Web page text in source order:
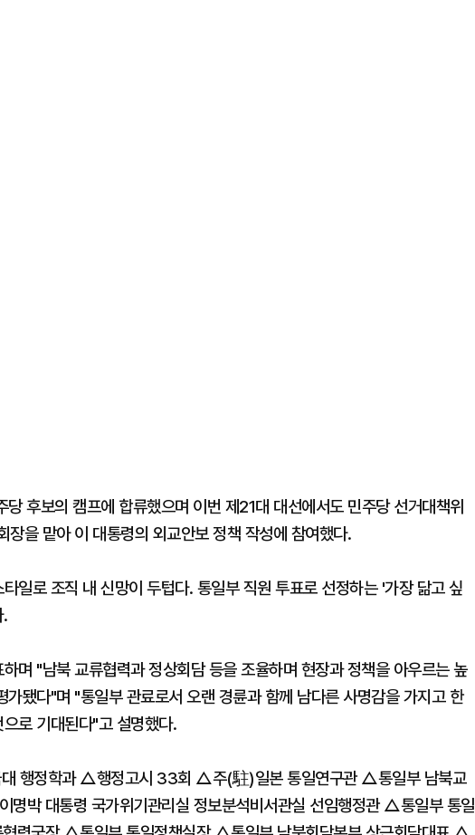
후보의 캠프에 합류했으며 이번 제21대 대선에서도 민주당 선거대책위
장을 맡아 이 대통령의 외교안보 정책 작성에 참여했다.
일로 조직 내 신망이 두텁다. 통일부 직원 투표로 선정하는 '가장 닮고 싶
.
며 "남북 교류협력과 정상회담 등을 조율하며 현장과 정책을 아우르는 높
가됐다"며 "통일부 관료로서 오랜 경륜과 함께 남다른 사명감을 가지고 한
로 기대된다"고 설명했다.
행정학과 △행정고시 33회 △주(駐)일본 통일연구관 △통일부 남북교
명박 대통령 국가위기관리실 정보분석비서관실 선임행정관 △통일부 통일